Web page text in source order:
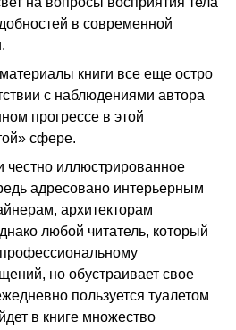
в современной
книги все еще остро
с наблюдениями автора
прогрессе в этой
сфере.
честно иллюстрированное
адресовано интерьерным
архитекторам
любой читатель, который
но обустраивает свое
пользуется туалетом
в книге множество